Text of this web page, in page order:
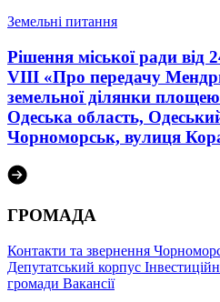
Земельні питання
Рішення міської ради від
VIII «Про передачу
земельної ділянки
Одеська область,
Чорноморськ, вулиця
ГРОМАДА
Контакти та звернення
Депутатський корпус
громади Вакансії